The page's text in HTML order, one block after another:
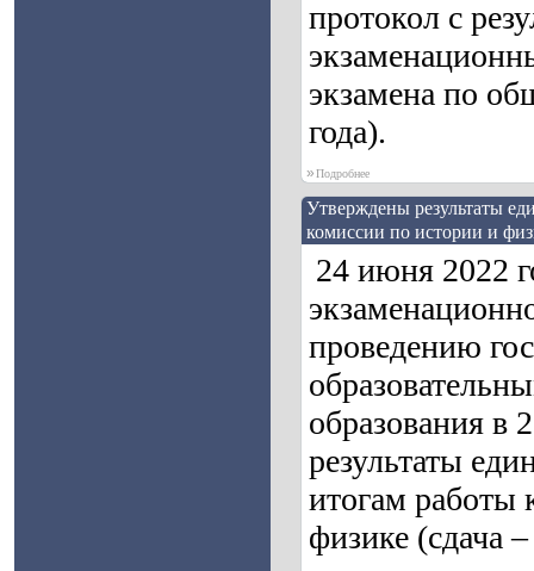
протокол с
экзамена по
года).
»Подробнее
Утверждены результаты
комиссии по истории и
24 июня 2022
проведению
образования в
результаты
итогам работы
физике (сдача